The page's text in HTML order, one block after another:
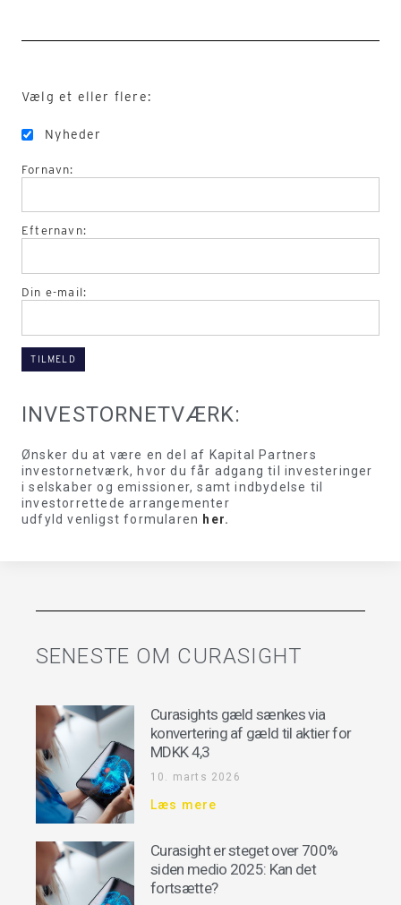
Vælg et eller flere:
Nyheder
Fornavn:
Efternavn:
Din e-mail:
INVESTORNETVÆRK:
Ønsker du at være en del af Kapital Partners
investornetværk, hvor du får adgang til investeringer
i selskaber og emissioner, samt indbydelse til
investorrettede arrangementer
udfyld venligst formularen her.
SENESTE OM CURASIGHT
Curasights gæld sænkes via
konvertering af gæld til aktier for
MDKK 4,3
10. marts 2026
Læs mere
Curasight er steget over 700%
siden medio 2025: Kan det
fortsætte?